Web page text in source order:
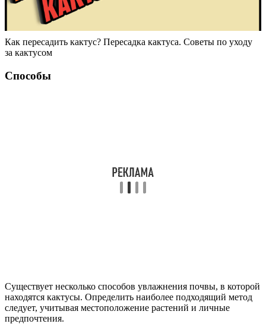
Как пересадить кактус? Пересадка кактуса. Советы по уходу
за кактусом
Способы
Существует несколько способов увлажнения почвы, в которой
находятся кактусы. Определить наиболее подходящий метод
следует, учитывая местоположение растений и личные
предпочтения.